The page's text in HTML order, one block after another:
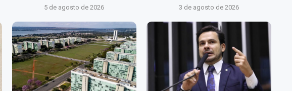
5 de agosto de 2026 3 de agosto de 2026